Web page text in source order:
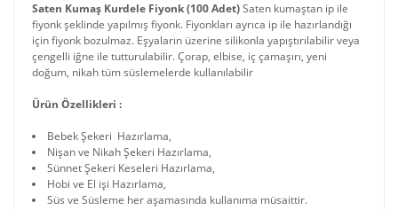
Saten Kumaş Kurdele Fiyonk (100 Adet)Saten kumaştan ip ile
fiyonk şeklinde yapılmış fiyonk. Fiyonkları ayrıca ip ile hazırlandığı
için fiyonk bozulmaz. Eşyaların üzerine silikonla yapıştırılabilir veya
çengelli iğne ile tutturulabilir. Çorap, elbise, iç çamaşırı, yeni
doğum, nikah tüm süslemelerde kullanılabilir
Ürün Özellikleri :
Bebek Şekeri Hazırlama,
Nişan ve Nikah Şekeri Hazırlama,
Sünnet Şekeri Keseleri Hazırlama,
Hobi ve El işi Hazırlama,
Süs ve Süsleme her aşamasında kullanıma müsaittir.